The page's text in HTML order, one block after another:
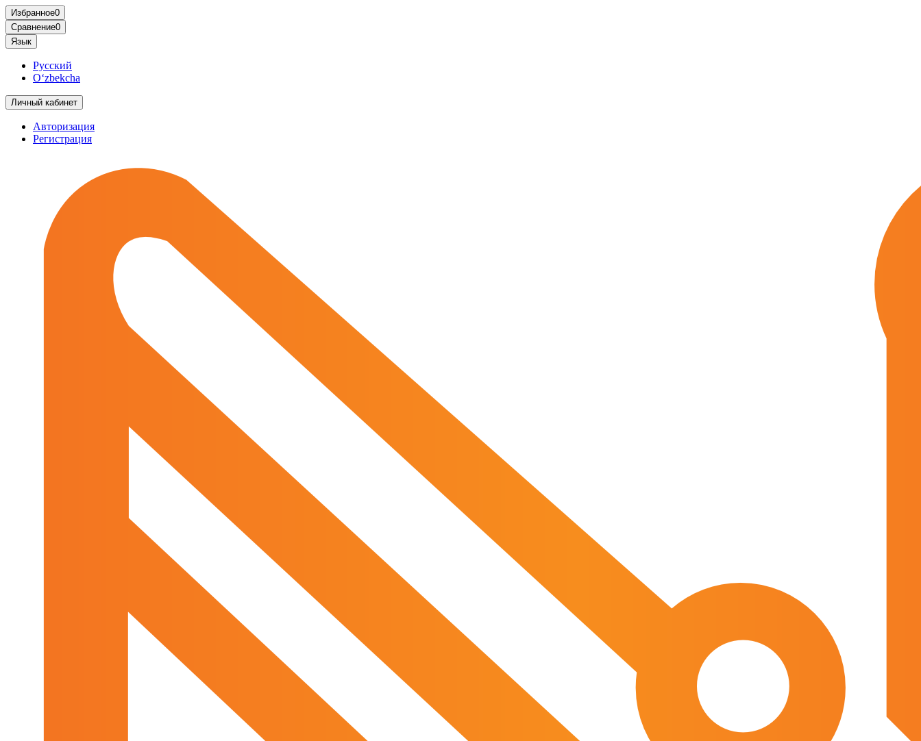
Избранное0
Сравнение0
Язык
Русский
O‘zbekcha
Личный кабинет
Авторизация
Регистрация